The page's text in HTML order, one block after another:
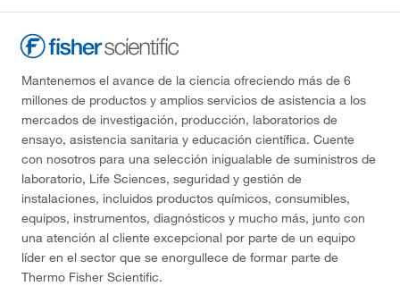
Mantenemos el avance de la ciencia ofreciendo más de 6
millones de productos y amplios servicios de asistencia a los
mercados de investigación, producción, laboratorios de
ensayo, asistencia sanitaria y educación científica. Cuente
con nosotros para una selección inigualable de suministros de
laboratorio, Life Sciences, seguridad y gestión de
instalaciones, incluidos productos químicos, consumibles,
equipos, instrumentos, diagnósticos y mucho más, junto con
una atención al cliente excepcional por parte de un equipo
líder en el sector que se enorgullece de formar parte de
Thermo Fisher Scientific.